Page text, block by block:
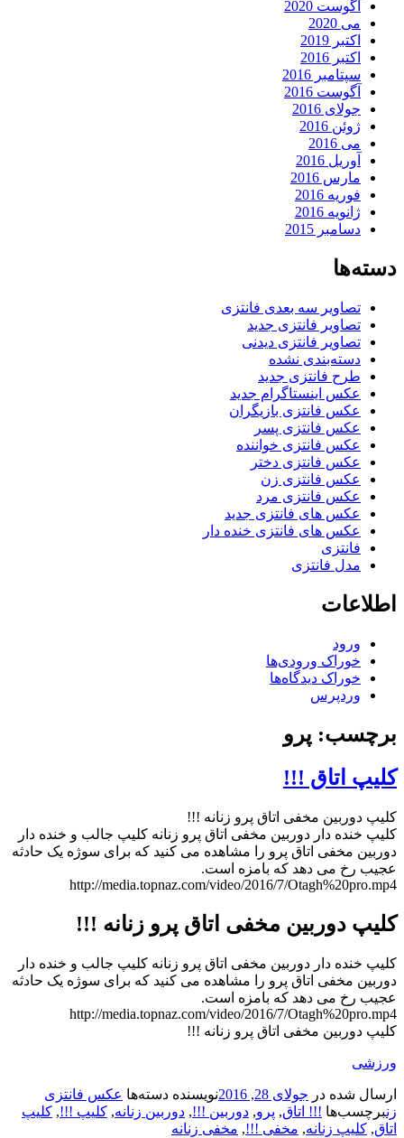
آگوست 2020
می 2020
اکتبر 2019
اکتبر 2016
سپتامبر 2016
آگوست 2016
جولای 2016
ژوئن 2016
می 2016
آوریل 2016
مارس 2016
فوریه 2016
ژانویه 2016
دسامبر 2015
دسته‌ها
تصاویر سه بعدی فانتزی
تصاویر فانتزی جدید
تصاویر فانتزی دیدنی
دسته‌بندی نشده
طرح فانتزی جدید
عکس اینستاگرام جدید
عکس فانتزی بازیگران
عکس فانتزی پسر
عکس فانتزی خواننده
عکس فانتزی دختر
عکس فانتزی زن
عکس فانتزی مرد
عکس های فانتزی جدید
عکس های فانتزی خنده دار
فانتزی
مدل فانتزی
اطلاعات
ورود
خوراک ورودی‌ها
خوراک دیدگاه‌ها
وردپرس
برچسب: پرو
کلیپ اتاق !!!
کلیپ دوربین مخفی اتاق پرو زنانه !!!
کلیپ خنده دار دوربین مخفی اتاق پرو زنانه کلیپ جالب و خنده دار
دوربین مخفی اتاق پرو را مشاهده می کنید که برای سوژه یک حادثه
عجیب رخ می دهد که بامزه است.
http://media.topnaz.com/video/2016/7/Otagh%20pro.mp4
کلیپ دوربین مخفی اتاق پرو زنانه !!!
کلیپ خنده دار دوربین مخفی اتاق پرو زنانه کلیپ جالب و خنده دار
دوربین مخفی اتاق پرو را مشاهده می کنید که برای سوژه یک حادثه
عجیب رخ می دهد که بامزه است.
http://media.topnaz.com/video/2016/7/Otagh%20pro.mp4
کلیپ دوربین مخفی اتاق پرو زنانه !!!
ورزشی
ارسال شده در جولای 28, 2016 نویسنده دسته‌ها عکس فانتزی
زنبرچسب‌ها !!! اتاق, پرو, دوربین !!!, دوربین زنانه, کلیپ !!!, کلیپ
اتاق, کلیپ زنانه, مخفی !!!, مخفی زنانه